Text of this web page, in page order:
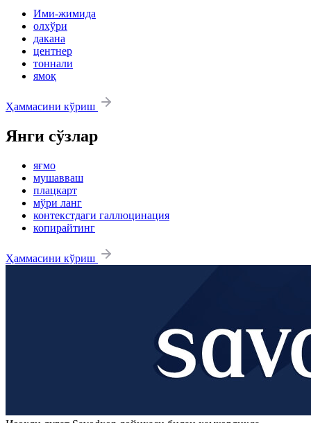
Ими-жимида
олхўри
дакана
центнер
тоннали
ямоқ
Ҳаммасини кўриш
Янги сўзлар
яғмо
мушавваш
плацкарт
мўри ланг
контекстдаги галлюцинация
копирайтинг
Ҳаммасини кўриш